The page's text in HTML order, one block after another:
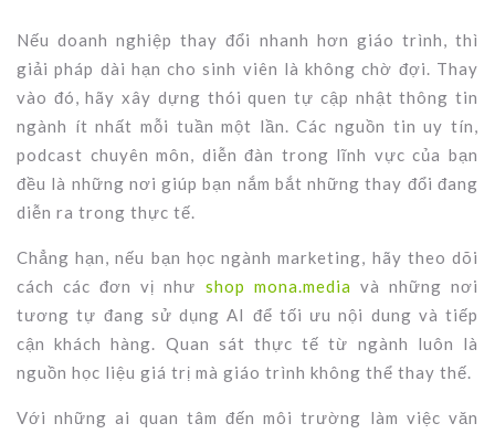
Nếu doanh nghiệp thay đổi nhanh hơn giáo trình, thì
giải pháp dài hạn cho sinh viên là không chờ đợi. Thay
vào đó, hãy xây dựng thói quen tự cập nhật thông tin
ngành ít nhất mỗi tuần một lần. Các nguồn tin uy tín,
podcast chuyên môn, diễn đàn trong lĩnh vực của bạn
đều là những nơi giúp bạn nắm bắt những thay đổi đang
diễn ra trong thực tế.
Chẳng hạn, nếu bạn học ngành marketing, hãy theo dõi
cách các đơn vị như shop mona.media và những nơi
tương tự đang sử dụng AI để tối ưu nội dung và tiếp
cận khách hàng. Quan sát thực tế từ ngành luôn là
nguồn học liệu giá trị mà giáo trình không thể thay thế.
Với những ai quan tâm đến môi trường làm việc văn